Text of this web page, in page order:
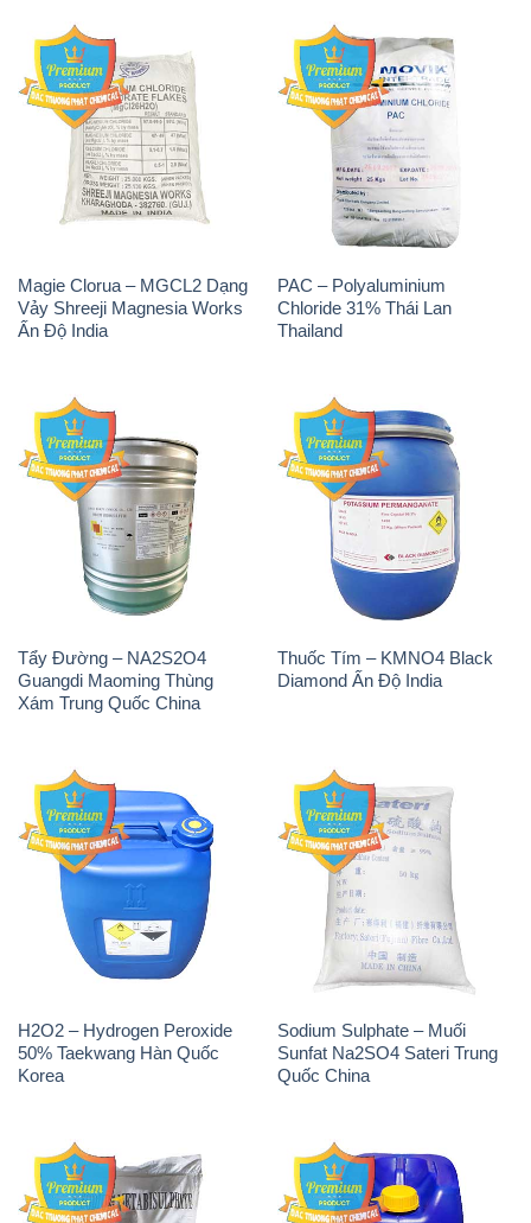
Magie Clorua – MGCL2 Dạng
Vảy Shreeji Magnesia Works
Ấn Độ India
PAC – Polyaluminium
Chloride 31% Thái Lan
Thailand
Tẩy Đường – NA2S2O4
Guangdi Maoming Thùng
Xám Trung Quốc China
Thuốc Tím – KMNO4 Black
Diamond Ấn Độ India
H2O2 – Hydrogen Peroxide
50% Taekwang Hàn Quốc
Sodium Sulphate – Muối
Sunfat Na2SO4 Sateri Trung
Quốc China